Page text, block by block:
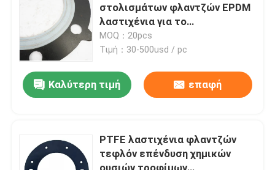
στολισμάτων φλαντζών EPDM
λαστιχένια για το
φαρμακευτικό εργοστάσιο
MOQ：20pcs
Τιμή：30-500usd / pc
Καλύτερη τιμή επαφή
PTFE λαστιχένια φλαντζών
τεφλόν επένδυση χημικών
ουσιών τροφίμων